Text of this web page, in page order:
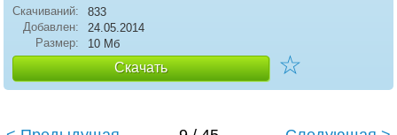
Скачиваний:
833
Добавлен:
24.05.2014
Размер:
10 Мб
Скачать ☆